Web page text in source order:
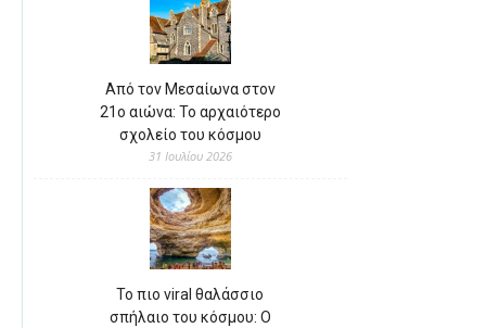
Από τον Μεσαίωνα στον
21ο αιώνα: Το αρχαιότερο
σχολείο του κόσμου
31 Ιουλίου 2026
Το πιο viral θαλάσσιο
σπήλαιο του κόσμου: Ο